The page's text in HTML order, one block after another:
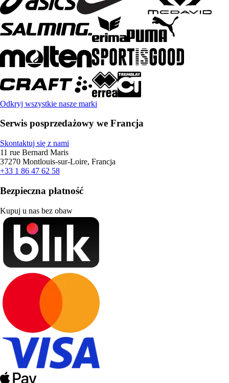
Odkryj wszystkie nasze marki
Serwis posprzedażowy we Francja
Skontaktuj się z nami
11 rue Bernard Maris
37270 Montlouis-sur-Loire, Francja
+33 1 86 47 62 58
Bezpieczna płatność
Kupuj u nas bez obaw